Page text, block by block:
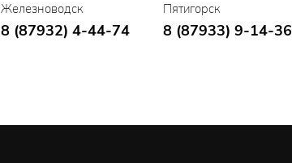
Железноводск
8 (87932) 4-44-74
Пятигорск
8 (87933) 9-14-36